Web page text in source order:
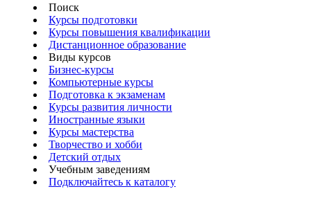
Поиск
Курсы подготовки
Курсы повышения квалификации
Дистанционное образование
Виды курсов
Бизнес-курсы
Компьютерные курсы
Подготовка к экзаменам
Курсы развития личности
Иностранные языки
Курсы мастерства
Творчество и хобби
Детский отдых
Учебным заведениям
Подключайтесь к каталогу